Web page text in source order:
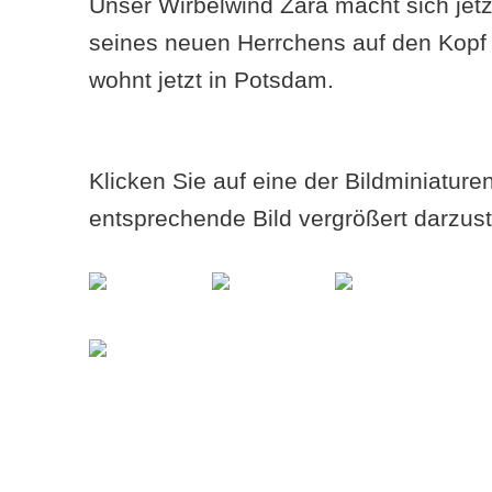
seines neuen Herrchens auf den
wohnt jetzt in Potsdam.
Klicken Sie auf eine der
entsprechende Bild vergrößert